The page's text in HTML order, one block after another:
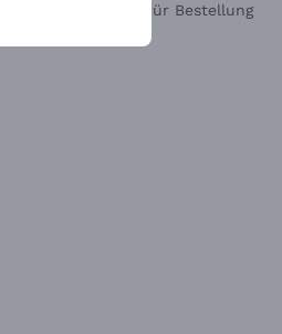
Widerrufsformular für Bestellung